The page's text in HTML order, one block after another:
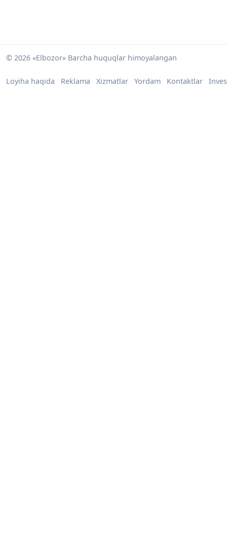
© 2026 «Elbozor» Barcha huquqlar himoyalangan
Loyiha haqida Reklama Xizmatlar Yordam Kontaktlar